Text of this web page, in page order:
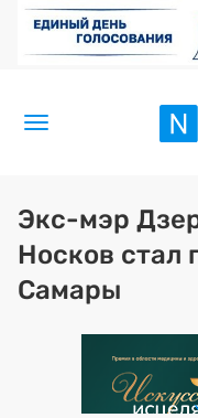
Экс-мэр
Носков стал
Самары